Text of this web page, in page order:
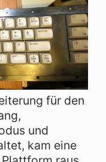
für den
und
kam eine